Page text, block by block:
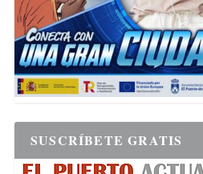
SUSCRÍBETE GRATIS